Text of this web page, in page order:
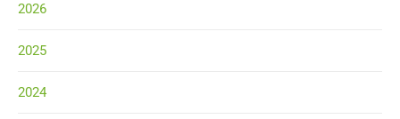
2026
2025
2024